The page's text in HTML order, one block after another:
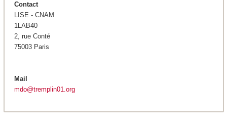
Contact
LISE - CNAM
1LAB40
2, rue Conté
75003 Paris
Mail
mdo@tremplin01.org